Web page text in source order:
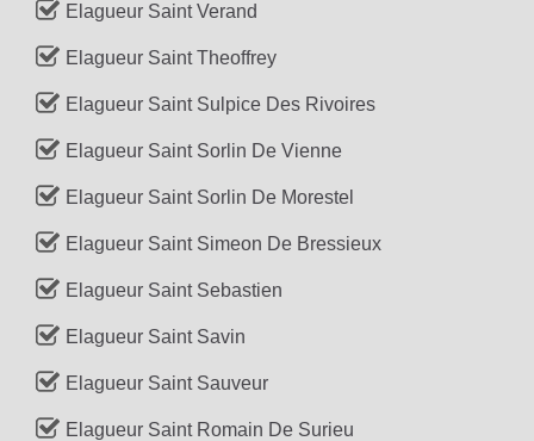
Elagueur Saint Verand
Elagueur Saint Theoffrey
Elagueur Saint Sulpice Des Rivoires
Elagueur Saint Sorlin De Vienne
Elagueur Saint Sorlin De Morestel
Elagueur Saint Simeon De Bressieux
Elagueur Saint Sebastien
Elagueur Saint Savin
Elagueur Saint Sauveur
Elagueur Saint Romain De Surieu